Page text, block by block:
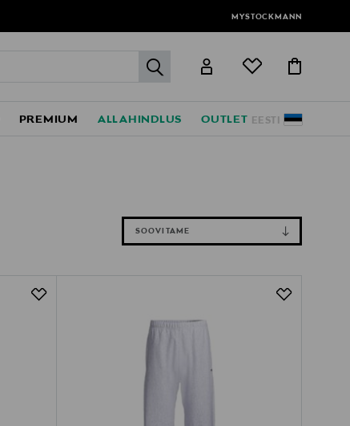
MYSTOCKMANN
label.header.go
EESTI
PREMIUM ALLAHINDLUS OUTLET
SOOVITAME